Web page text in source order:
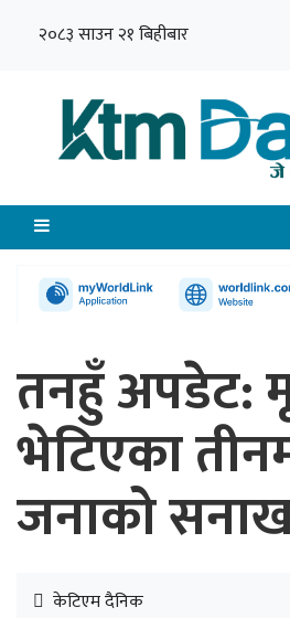
२०८३ साउन २१ बिहीबार
तनहुँ अपडेट:
भेटिएका
जनाको
केटिएम दैनिक